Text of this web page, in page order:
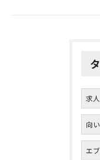
求人
向
エ